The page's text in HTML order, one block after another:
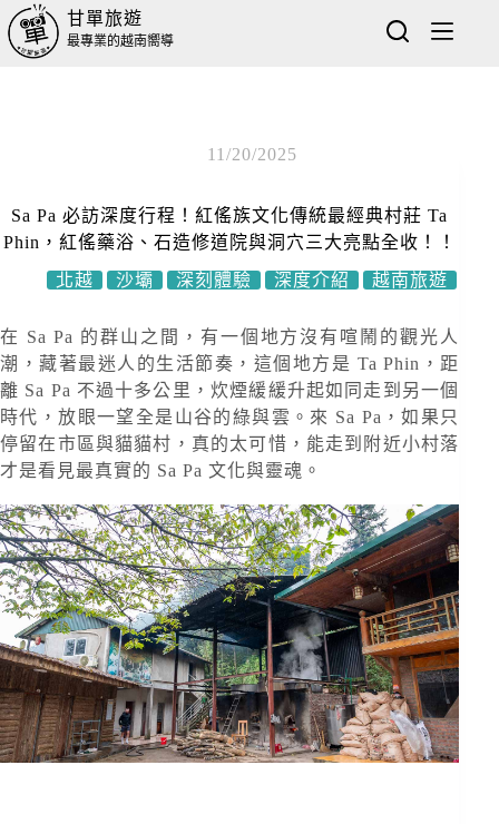
甘單旅遊
最專業的越南嚮導
11/20/2025
Sa Pa 必訪深度行程！紅傜族文化傳統最經典村莊 Ta
Phin，紅傜藥浴、石造修道院與洞穴三大亮點全收！！
北越
沙壩 深刻體驗 深度介紹 越南旅遊
在 Sa Pa 的群山之間，有一個地方沒有喧鬧的觀光人
潮，藏著最迷人的生活節奏，這個地方是 Ta Phin，距
離 Sa Pa 不過十多公里，炊煙緩緩升起如同走到另一個
時代，放眼一望全是山谷的綠與雲。來 Sa Pa，如果只
停留在市區與貓貓村，真的太可惜，能走到附近小村落
才是看見最真實的 Sa Pa 文化與靈魂。